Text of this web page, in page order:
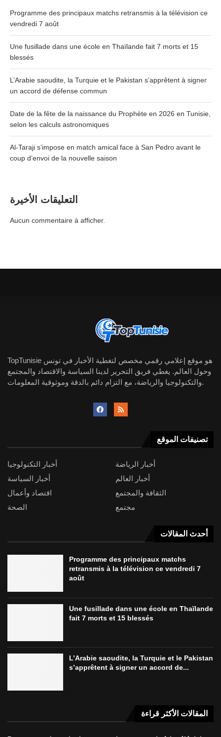
Programme des principaux matchs retransmis à la télévision ce
vendredi 7 août
Une fusillade dans une école en Thaïlande fait 7 morts et 15
blessés
L’Arabie saoudite, la Turquie et le Pakistan s’apprêtent à signer
un accord de défense commun
Date de la fête de la naissance du Prophète en 2026 en Tunisie,
selon les calculs astronomiques
Al-Taraji s’impose en match amical face à San Pedro avant le
coup d’envoi de la nouvelle saison
التعليقات الأخيرة
Aucun commentaire à afficher.
TopTunisie هو موقع إعلامي رقمي مخصص لتغطية الأخبار في تونس
وحول العالم. يغطي فريق التحرير لدينا السياسة والاقتصاد والمجتمع
والتكنولوجيا والرياضة، مع التزام دائم بالدقة وموثوقية المعلومات.
تصنيفات الموقع
أخبار التكنولوجيا
أخبار الرياضة
أخبار السياسة
أخبار العالم
اقتصاد وأعمال
الثقافة والمجتمع
الصحة
مجتمع
أحدث المقالات
Programme des principaux matchs
retransmis à la télévision ce vendredi 7
août
Une fusillade dans une école en Thaïlande
fait 7 morts et 15 blessés
L’Arabie saoudite, la Turquie et le Pakistan
s’apprêtent à signer un accord de...
المقالات الأكثر قراءة